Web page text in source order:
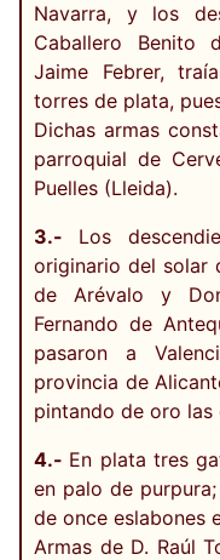
Navarra, y los
Caballero Benito
Jaime Febrer,
torres de plata,
Dichas armas
parroquial de
Puelles (Lleida).
3.- Los
originario del solar
de Arévalo y
Fernando de
pasaron a
provincia de
pintando de oro
4.- En plata tres
en palo de
de once eslabones
Armas de D. Raúl